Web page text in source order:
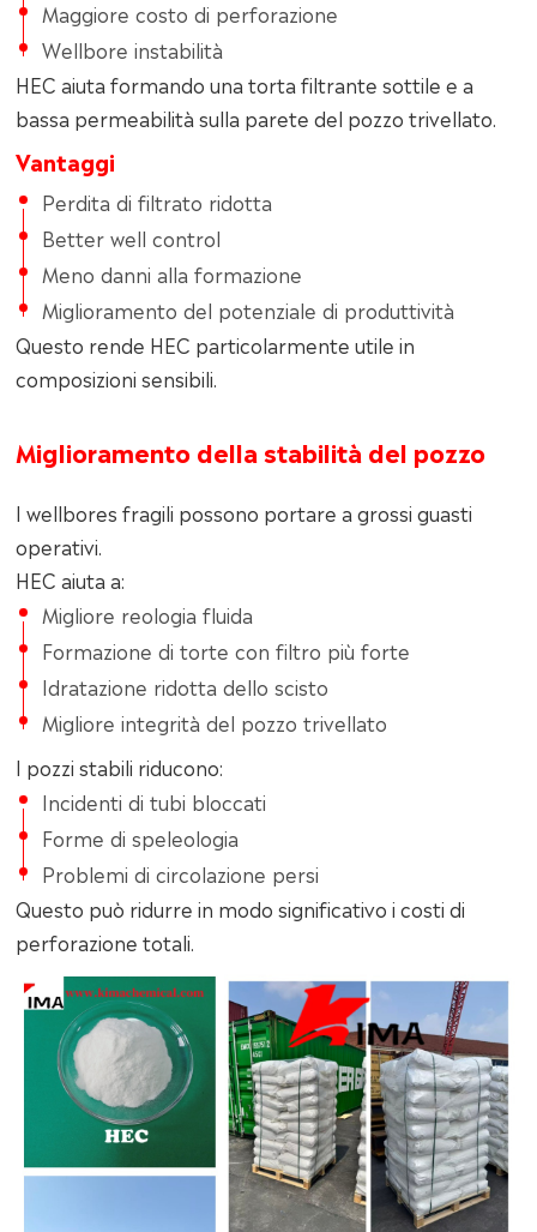
Maggiore costo di perforazione
Wellbore instabilità
HEC aiuta formando una torta filtrante sottile e a
bassa permeabilità sulla parete del pozzo trivellato.
Vantaggi
Perdita di filtrato ridotta
Better well control
Meno danni alla formazione
Miglioramento del potenziale di produttività
Questo rende HEC particolarmente utile in
composizioni sensibili.
Miglioramento della stabilità del pozzo
I wellbores fragili possono portare a grossi guasti
operativi.
HEC aiuta a:
Migliore reologia fluida
Formazione di torte con filtro più forte
Idratazione ridotta dello scisto
Migliore integrità del pozzo trivellato
I pozzi stabili riducono:
Incidenti di tubi bloccati
Forme di speleologia
Problemi di circolazione persi
Questo può ridurre in modo significativo i costi di
perforazione totali.